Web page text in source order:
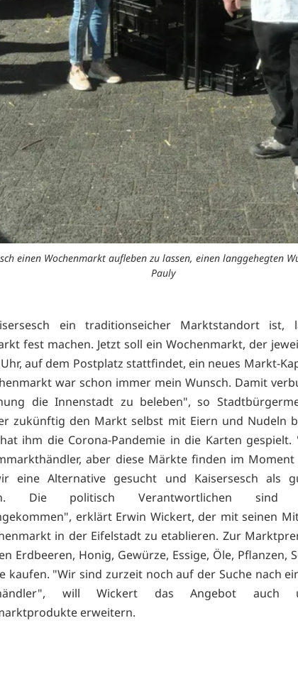
einen Wochenmarkt aufleben zu lassen, einen langgehegten
Pauly
ein traditionseicher Marktstandort ist,
fest machen. Jetzt soll ein Wochenmarkt, der
auf dem Postplatz stattfindet, ein neues Markt-
war schon immer mein Wunsch. Damit
die Innenstadt zu beleben", so
zukünftig den Markt selbst mit Eiern und Nudeln
ihm die Corona-Pandemie in die Karten gespielt.
aber diese Märkte finden im
eine Alternative gesucht und Kaisersesch als
Die politisch Verantwortlichen
erklärt Erwin Wickert, der mit seinen
in der Eifelstadt zu etablieren. Zur
Erdbeeren, Honig, Gewürze, Essige, Öle, Pflanzen,
kaufen. "Wir sind zurzeit noch auf der Suche nach
will Wickert das Angebot auch
erweitern.